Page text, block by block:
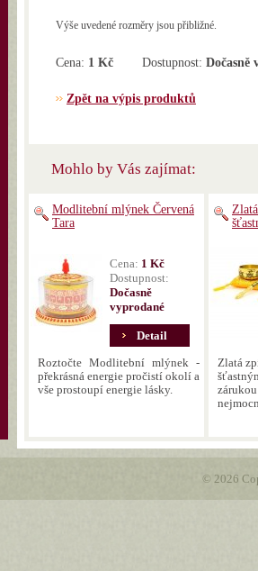
Výše uvedené rozměry jsou přibližné.
Cena: 1 Kč Dostupnost: Dočasně
Zpět na výpis produktů
Mohlo by Vás zajímat:
Modlitební mlýnek Červená
Tara
Cena: 1 Kč
Dostupnost:
Dočasně
vyprodané
Detail
Roztočte Modlitební mlýnek -
překrásná energie pročistí okolí a
vše prostoupí energie lásky.
Zlatá
© 2026